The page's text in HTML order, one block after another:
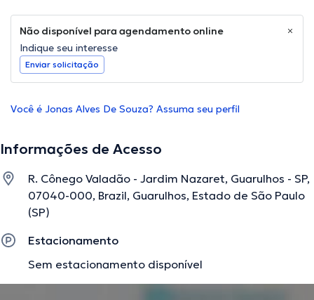
Não disponível para agendamento online
Indique seu interesse
Enviar solicitação
Você é Jonas Alves De Souza? Assuma seu perfil
Informações de Acesso
R. Cônego Valadão - Jardim Nazaret, Guarulhos - SP,
07040-000, Brazil, Guarulhos, Estado de São Paulo
(SP)
Estacionamento
Sem estacionamento disponível